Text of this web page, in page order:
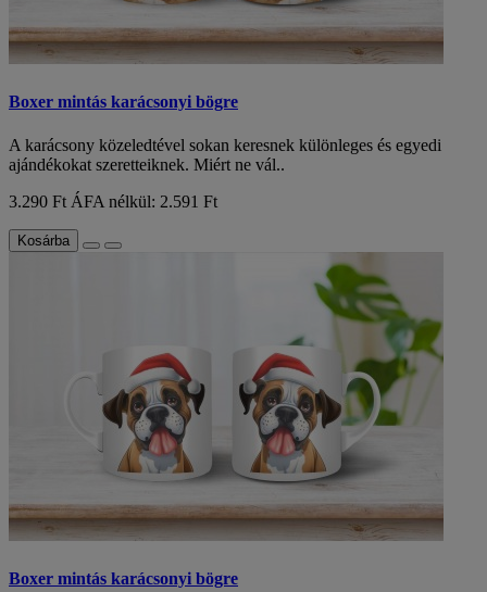
Boxer mintás karácsonyi bögre
A karácsony közeledtével sokan keresnek különleges és egyedi
ajándékokat szeretteiknek. Miért ne vál..
3.290 Ft ÁFA nélkül: 2.591 Ft
Kosárba
Boxer mintás karácsonyi bögre